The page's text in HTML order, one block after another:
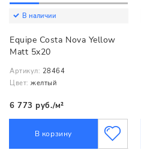
В наличии
Equipe Costa Nova Yellow
Matt 5x20
Артикул: 28464
Цвет: желтый
6 773 руб./м²
В корзину